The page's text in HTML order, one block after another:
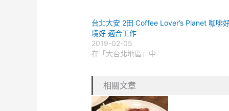
台北大安 2田 Coffee Lover’s Planet 咖啡
境好 適合工作
2019-02-05
在「大台北地區」中
相關文章